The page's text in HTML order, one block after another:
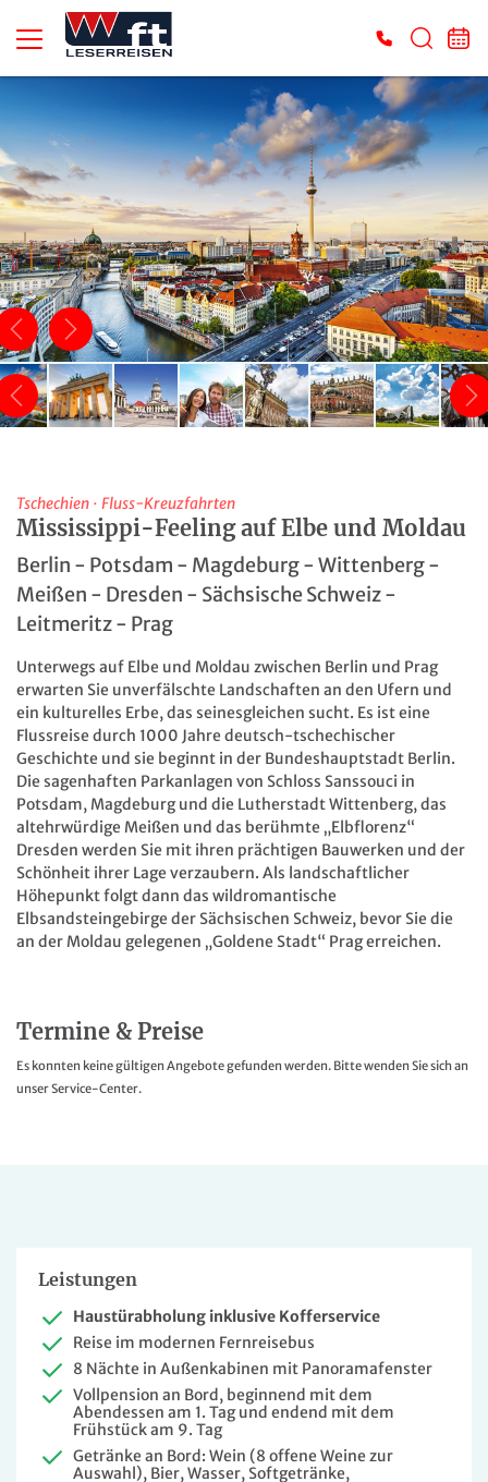
Es konnten keine gültigen Angebote gefunden werden. Bitte wenden Sie sich an
unser Service-Center.
Tschechien · Fluss-Kreuzfahrten
Mississippi-Feeling auf Elbe und Moldau
Berlin - Potsdam - Magdeburg - Wittenberg -
Meißen - Dresden - Sächsische Schweiz -
Leitmeritz - Prag
Unterwegs auf Elbe und Moldau zwischen Berlin und Prag
erwarten Sie unverfälschte Landschaften an den Ufern und
ein kulturelles Erbe, das seinesgleichen sucht. Es ist eine
Flussreise durch 1000 Jahre deutsch-tschechischer
Geschichte und sie beginnt in der Bundeshauptstadt Berlin.
Die sagenhaften Parkanlagen von Schloss Sanssouci in
Potsdam, Magdeburg und die Lutherstadt Wittenberg, das
altehrwürdige Meißen und das berühmte „Elbflorenz“
Dresden werden Sie mit ihren prächtigen Bauwerken und der
Schönheit ihrer Lage verzaubern. Als landschaftlicher
Höhepunkt folgt dann das wildromantische
Elbsandsteingebirge der Sächsischen Schweiz, bevor Sie die
an der Moldau gelegenen „Goldene Stadt“ Prag erreichen.
Termine & Preise
Es konnten keine gültigen Angebote gefunden werden. Bitte wenden Sie sich an
unser Service-Center.
Leistungen
Haustürabholung inklusive Kofferservice
Reise im modernen Fernreisebus
8 Nächte in Außenkabinen mit Panoramafenster
Vollpension an Bord, beginnend mit dem
Abendessen am 1. Tag und endend mit dem
Frühstück am 9. Tag
Getränke an Bord: Wein (8 offene Weine zur
Auswahl), Bier, Wasser, Softgetränke,